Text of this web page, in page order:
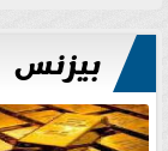
بيزنس